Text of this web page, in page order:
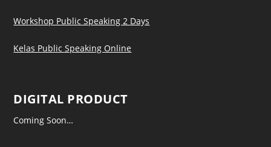
Workshop Public Speaking 2 Days
Kelas Public Speaking Online
DIGITAL PRODUCT
Coming Soon…